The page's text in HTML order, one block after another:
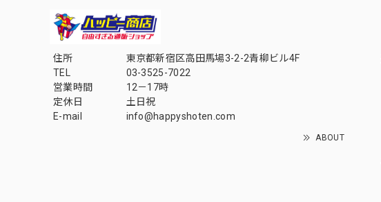
住所
東京都新宿区高田馬場3-2-2青柳ビル4F
TEL
03-3525-7022
営業時間
12－17時
定休日
土日祝
E-mail
info@happyshoten.com
ABOUT